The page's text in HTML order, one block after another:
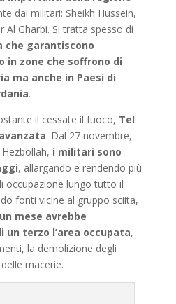
dai militari: Sheikh Hussein,
Al Gharbi. Si tratta spesso di
che garantiscono
in zone che soffrono di
ma anche in Paesi di
.
il cessate il fuoco, Tel
. Dal 27 novembre,
i militari sono
, allargando e rendendo più
occupazione lungo tutto il
fonti vicine al gruppo sciita,
mese avrebbe
terzo l’area occupata,
la demolizione degli
macerie.